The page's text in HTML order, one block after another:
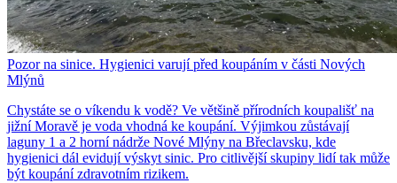
Pozor na sinice. Hygienici varují před koupáním v části Nových
Mlýnů
Chystáte se o víkendu k vodě? Ve většině přírodních koupališť na
jižní Moravě je voda vhodná ke koupání. Výjimkou zůstávají
laguny 1 a 2 horní nádrže Nové Mlýny na Břeclavsku, kde
hygienici dál evidují výskyt sinic. Pro citlivější skupiny lidí tak může
být koupání zdravotním rizikem.